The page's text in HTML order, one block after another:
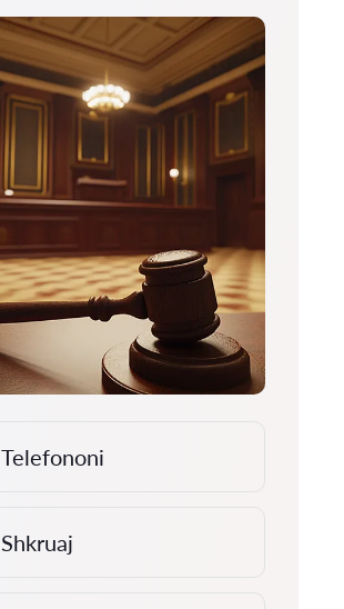
Telefononi
Shkruaj